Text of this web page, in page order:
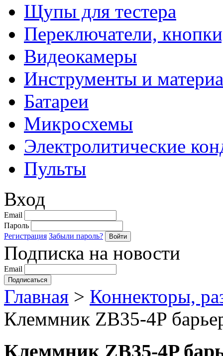
Щупы для тестера
Переключатели,
Видеокамеры
Инструменты и
Батареи
Микросхемы
Электролитические
Пульты
Вход
Email
Пароль
Регистрация Забыли пароль?
Подписка на новости
Email
Главная > Коннекторы,
Клеммник ZB35-4P
Клеммник ZB35-4P